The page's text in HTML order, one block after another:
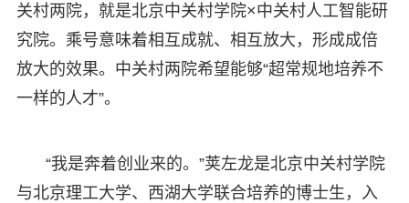
关村两院，就是北京中关村学院×中关村人工智能研
究院。乘号意味着相互成就、相互放大，形成成倍
放大的效果。中关村两院希望能够“超常规地培养不
一样的人才”。
“我是奔着创业来的。”荚左龙是北京中关村学院
与北京理工大学、西湖大学联合培养的博士生，入